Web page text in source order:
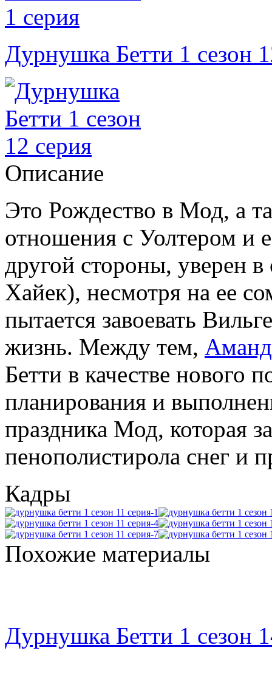
Дурнушка Бетти 1 сезон
Описание
Это Рождество в Мод, а
отношения с Уолтером и
другой стороны, уверен
Хайек), несмотря на ее
пытается завоевать
жизнь. Между тем,
Бетти в качестве нового
планирования и
праздника Мод, которая
пенополистирола снег и
Кадры
Похожие материалы
Дурнушка Бетти 1 сезон